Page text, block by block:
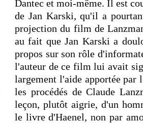
Dantec et moi-même. Il est
de Jan Karski, qu'il a
projection du film de
au fait que Jan Karski a
propos sur son rôle
l'auteur de ce film lui avait
largement l'aide apportée par
les procédés de Claude
leçon, plutôt aigrie, d'un
le livre d'Haenel, non par